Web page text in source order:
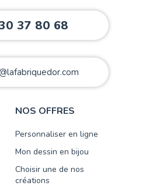
37 80 68
NOS OFFRES
Personnaliser en ligne
Mon dessin en bijou
Choisir une de nos
créations